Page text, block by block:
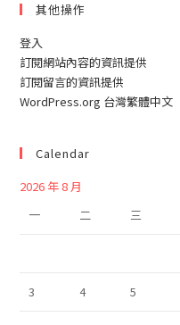
其他操作
登入
訂閱網站內容的資訊提供
訂閱留言的資訊提供
WordPress.org 台灣繁體中文
Calendar
2026 年 8 月
一
二 三
3 4 5